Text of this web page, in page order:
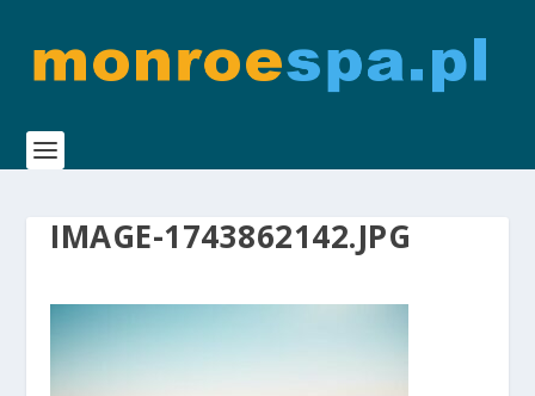
IMAGE-1743862142.JPG